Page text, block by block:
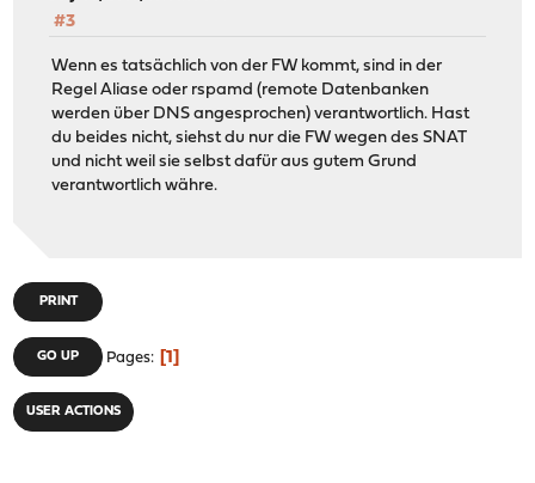
#3
Wenn es tatsächlich von der FW kommt, sind in der
Regel Aliase oder rspamd (remote Datenbanken
werden über DNS angesprochen) verantwortlich. Hast
du beides nicht, siehst du nur die FW wegen des SNAT
und nicht weil sie selbst dafür aus gutem Grund
verantwortlich währe.
PRINT
GO UP Pages 1
USER ACTIONS